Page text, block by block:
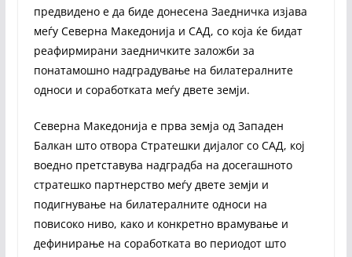
предвидено е да биде донесена Заедничка изјава
меѓу Северна Македонија и САД, со која ќе бидат
реафирмирани заедничките заложби за
понатамошно надградување на билатералните
односи и соработката меѓу двете земји.
Северна Македонија е прва земја од Западен
Балкан што отвора Стратешки дијалог со САД, кој
воедно претставува надградба на досегашното
стратешко партнерство меѓу двете земји и
подигнување на билатералните односи на
повисоко ниво, како и конкретно врамување и
дефинирање на соработката во периодот што